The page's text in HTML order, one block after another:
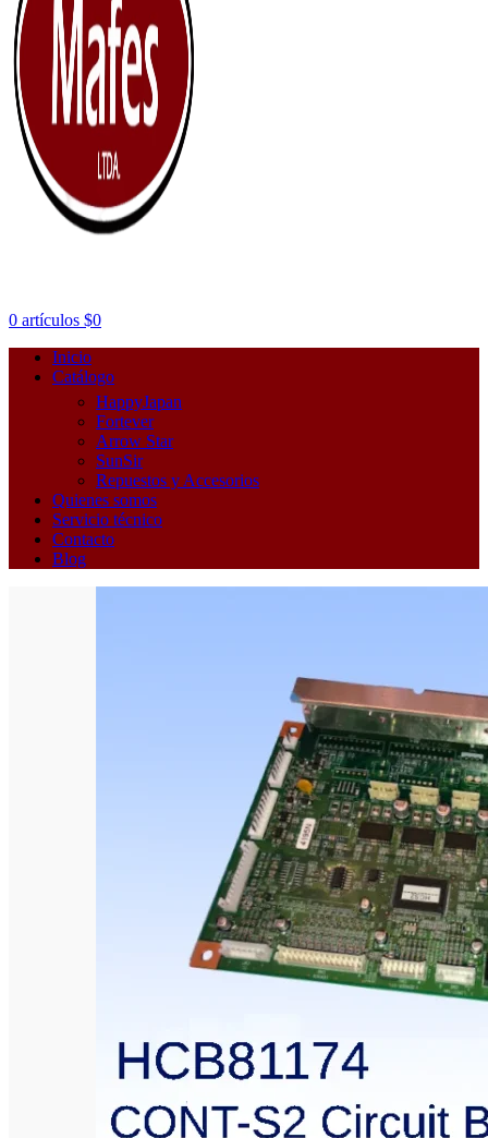
0 artículos $0
Inicio
Catálogo
HappyJapan
Fortever
Arrow Star
SunSir
Repuestos y Accesorios
Quienes somos
Servicio técnico
Contacto
Blog